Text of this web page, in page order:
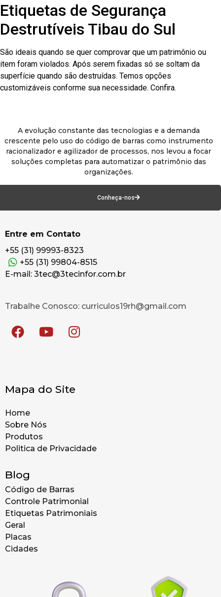
Etiquetas de Segurança
Destrutíveis Tibau do Sul
São ideais quando se quer comprovar que um patrimônio ou
item foram violados. Após serem fixadas só se soltam da
superfície quando são destruídas. Temos opções
customizáveis conforme sua necessidade. Confira.
A evolução constante das tecnologias e a demanda
crescente pelo uso do código de barras como instrumento
racionalizador e agilizador de processos, nos levou a focar
soluções completas para automatizar o patrimônio das
organizações.
Conheça-nos
Entre em Contato
+55 (31) 99993-8323
+55 (31) 99804-8515
E-mail: 3tec@3tecinfor.com.br
Trabalhe Conosco: curriculos19rh@gmail.com
Mapa do Site
Home
Sobre Nós
Produtos
Politica de Privacidade
Blog
Código de Barras
Controle Patrimonial
Etiquetas Patrimoniais
Geral
Placas
Cidades